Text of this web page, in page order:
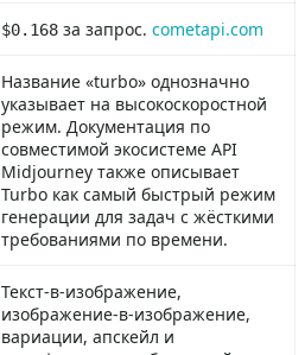
$0.168 за запрос. cometapi.com
Название «turbo» однозначно
указывает на высокоскоростной
режим. Документация по
совместимой экосистеме API
Midjourney также описывает
Turbo как самый быстрый режим
генерации для задач с жёсткими
требованиями по времени.
Текст-в-изображение,
изображение-в-изображение,
вариации, апскейл и